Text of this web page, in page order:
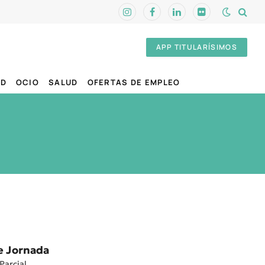
InstagramFacebookLinkedInFlickr
APP TITULARÍSIMOS
OCIO SALUD OFERTAS DE EMPLEO
Jornada